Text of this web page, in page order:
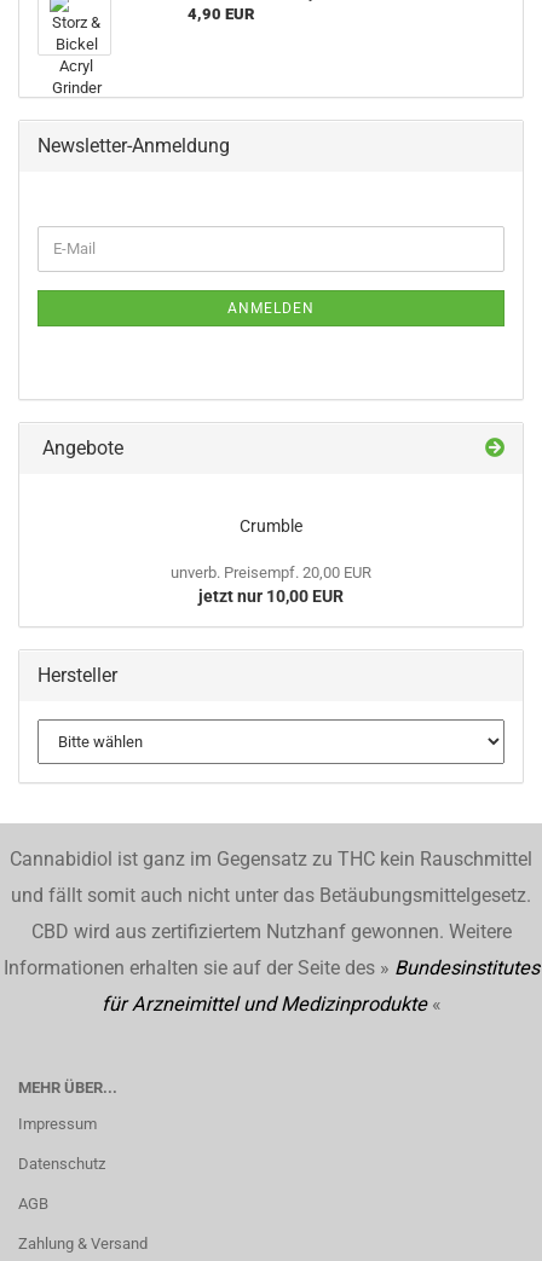
4,90 EUR
Newsletter-Anmeldung
ZUR
E-
Mail
ANMELDEN
Angebote
Crumble
unverb. Preisempf. 20,00 EUR
jetzt nur 10,00 EUR
Hersteller
Cannabidiol ist ganz im Gegensatz zu THC kein Rauschmittel
und fällt somit auch nicht unter das Betäubungsmittelgesetz.
CBD wird aus zertifiziertem Nutzhanf gewonnen. Weitere
Informationen erhalten sie auf der Seite des » Bundesinstitutes
für Arzneimittel und Medizinprodukte«
MEHR ÜBER...
Impressum
Datenschutz
AGB
Zahlung & Versand